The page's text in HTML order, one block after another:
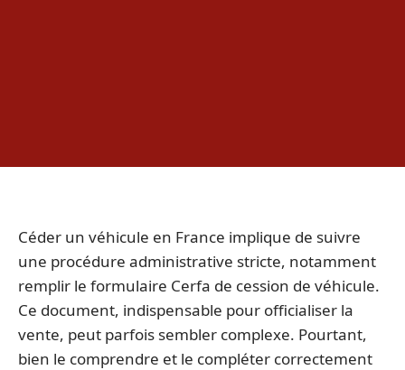
Céder un véhicule en France implique de suivre
une procédure administrative stricte, notamment
remplir le formulaire Cerfa de cession de véhicule.
Ce document, indispensable pour officialiser la
vente, peut parfois sembler complexe. Pourtant,
bien le comprendre et le compléter correctement